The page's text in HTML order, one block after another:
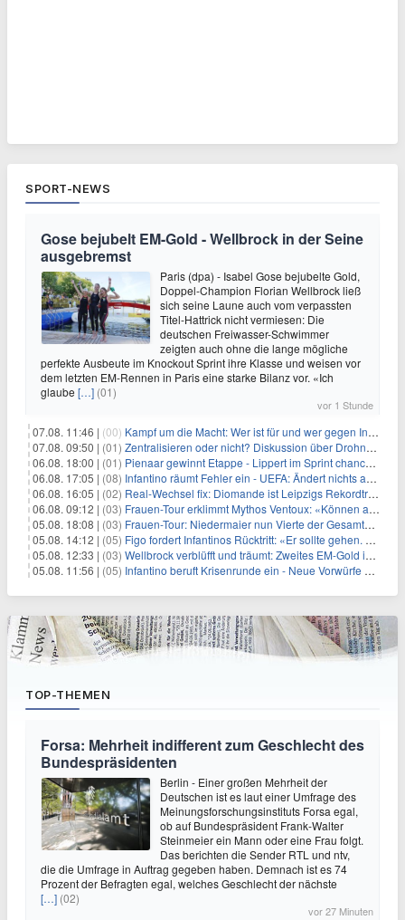
SPORT-NEWS
Gose bejubelt EM-Gold - Wellbrock in der Seine
ausgebremst
Paris (dpa) - Isabel Gose bejubelte Gold,
Doppel-Champion Florian Wellbrock ließ
sich seine Laune auch vom verpassten
Titel-Hattrick nicht vermiesen: Die
deutschen Freiwasser-Schwimmer
zeigten auch ohne die lange mögliche
perfekte Ausbeute im Knockout Sprint ihre Klasse und weisen vor
dem letzten EM-Rennen in Paris eine starke Bilanz vor. «Ich
glaube […] (01)
vor 1 Stunde
07.08. 11:46 | (00) Kampf um die Macht: Wer ist für und wer gegen Infantino?
07.08. 09:50 | (01) Zentralisieren oder nicht? Diskussion über Drohnenabwehr
06.08. 18:00 | (01) Pienaar gewinnt Etappe - Lippert im Sprint chancenlos
06.08. 17:05 | (08) Infantino räumt Fehler ein - UEFA: Ändert nichts an Boykott
06.08. 16:05 | (02) Real-Wechsel fix: Diomande ist Leipzigs Rekordtransfer
06.08. 09:12 | (03) Frauen-Tour erklimmt Mythos Ventoux: «Können alles schaffen»
05.08. 18:08 | (03) Frauen-Tour: Niedermaier nun Vierte der Gesamtwertung
05.08. 14:12 | (05) Figo fordert Infantinos Rücktritt: «Er sollte gehen. Jetzt»
05.08. 12:33 | (03) Wellbrock verblüfft und träumt: Zweites EM-Gold in Paris
05.08. 11:56 | (05) Infantino beruft Krisenrunde ein - Neue Vorwürfe gegen FIFA
TOP-THEMEN
Forsa: Mehrheit indifferent zum Geschlecht des
Bundespräsidenten
Berlin - Einer großen Mehrheit der
Deutschen ist es laut einer Umfrage des
Meinungsforschungsinstituts Forsa egal,
ob auf Bundespräsident Frank-Walter
Steinmeier ein Mann oder eine Frau folgt.
Das berichten die Sender RTL und ntv,
die die Umfrage in Auftrag gegeben haben. Demnach ist es 74
Prozent der Befragten egal, welches Geschlecht der nächste
[…] (02)
vor 27 Minuten